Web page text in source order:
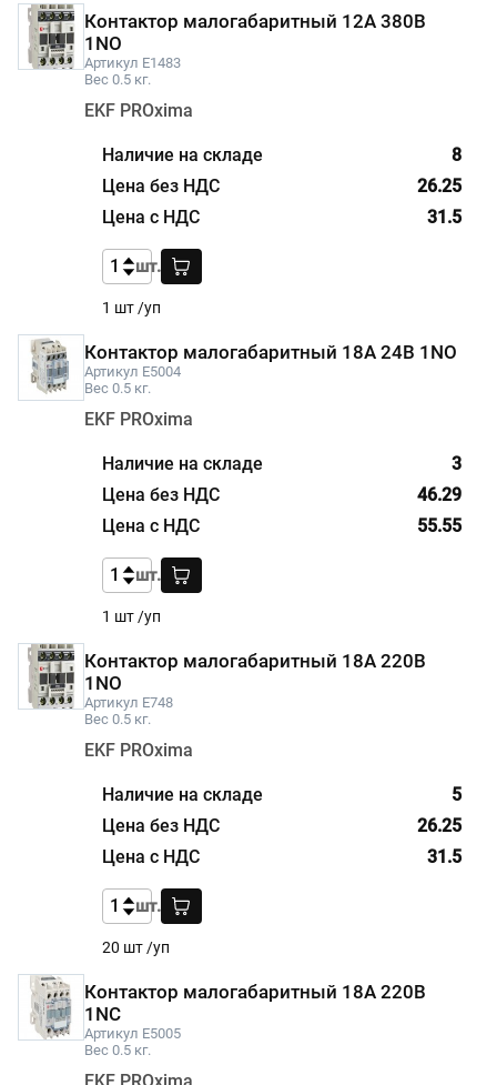
Контактор малогабаритный 12А 380В
1NO
Артикул E1483
Вес 0.5 кг.
EKF PROxima
8
1 шт /уп
26.25
31.5
шт.
Контактор малогабаритный 18А 24В 1NO
Артикул E5004
Вес 0.5 кг.
EKF PROxima
3
1 шт /уп
46.29
55.55
шт.
Контактор малогабаритный 18А 220В
1NO
Артикул E748
Вес 0.5 кг.
EKF PROxima
5
20 шт /уп
26.25
31.5
шт.
Контактор малогабаритный 18А 220В
1NC
Артикул E5005
Вес 0.5 кг.
EKF PROxima